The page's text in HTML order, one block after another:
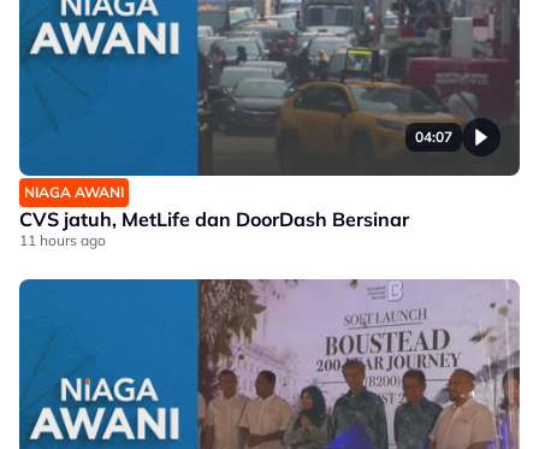
04:07
NIAGA AWANI
CVS jatuh, MetLife dan DoorDash Bersinar
11 hours ago